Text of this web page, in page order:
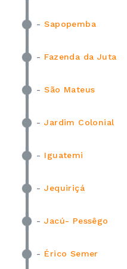
-Sapopemba
- Fazenda da Juta
-São Mateus
-Jardim Colonial
- Iguatemi
-Jequiriçá
-Jacú- Pessêgo
- Érico Semer